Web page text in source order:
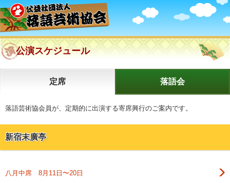
公演スケジュール
定席 落語会
落語芸術協会員が、定期的に出演する寄席興行のご案内です。
新宿末廣亭
八月中席 8月11日〜20日